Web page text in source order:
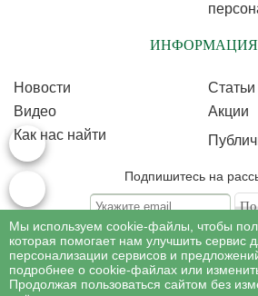
ИНФОРМАЦИЯ
Новости
Статьи
Видео
Акции
Как нас найти
Подпишитесь на
Подписываясь на рассылку, Вы соглашаетесь c
персональных данных
©Профессиональная
Мы используем cookie-файлы, чтобы
которая помогает нам улучшить сервис
персонализации сервисов и
подробнее о cookie-файлах или
Продолжая пользоваться сайтом без